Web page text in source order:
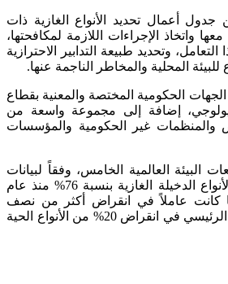
أعمال تحديد الأنواع الغازية ذات
واتخاذ الإجراءات اللازمة لمكافحتها،
وتحديد طبيعة التدابير الاحترازية
المحلية والمخاطر الناجمة عنها.
الحكومية المختصة والمعنية بقطاع
إضافة إلى مجموعة واسعة من
غير الحكومية والمؤسسات
البيئة العالمية الخامس، وفقاً لبيانات
أوروبية، عن زيادة عدد الأنواع الدخيلة الغازية بنسبة 76% منذ عام
كانت عاملاً في انقراض أكثر من نصف
الأنواع الفقارية، والعامل الرئيسي في انقراض 20% من الأنواع الحية